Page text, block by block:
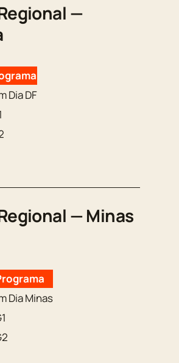
—
Dia DF
— Minas
Dia Minas